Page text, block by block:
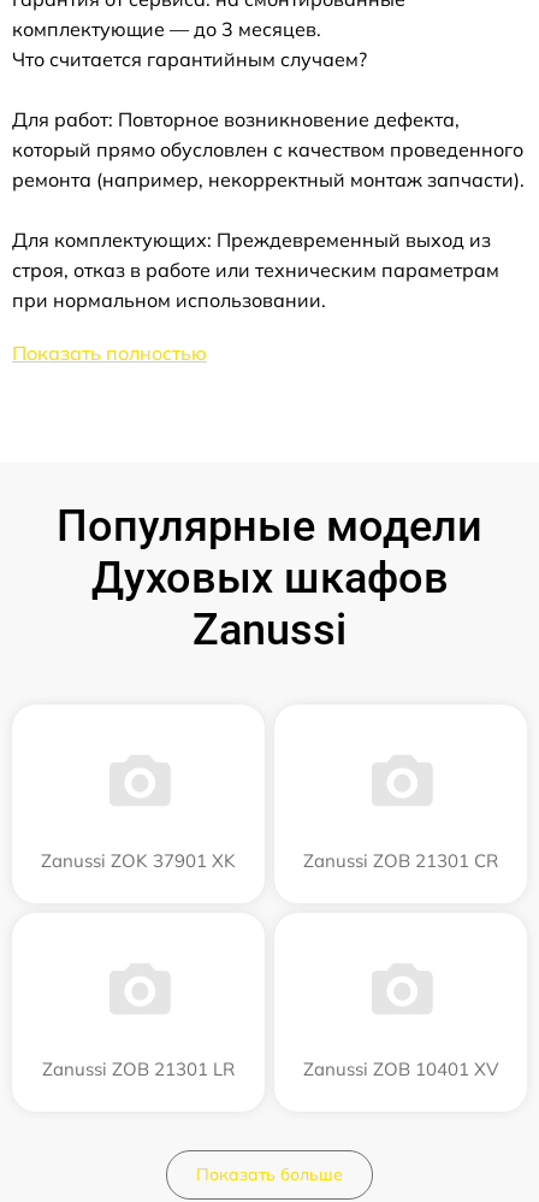
комплектующие — до 3 месяцев.
Что считается гарантийным случаем?
Для работ: Повторное возникновение дефекта,
который прямо обусловлен с качеством проведенного
ремонта (например, некорректный монтаж запчасти).
Для комплектующих: Преждевременный выход из
строя, отказ в работе или техническим параметрам
при нормальном использовании.
Показать полностью
Популярные модели
Духовых шкафов
Zanussi
Zanussi ZOK 37901 XK Zanussi ZOB 21301 CR
Zanussi ZOB 21301 LR Zanussi ZOB 10401 XV
Показать больше